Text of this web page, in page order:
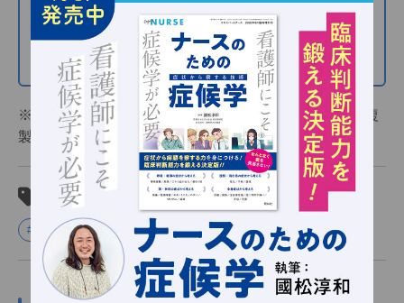
【連載まとめ】WOCナースのリアル体験記
そのほかの連載記事
※当サイト内の文章・画像等の内容の無断転載および複
製等の行為を禁じます。
関連タグ
#キャリア #介護 #働き方 #訪問看護